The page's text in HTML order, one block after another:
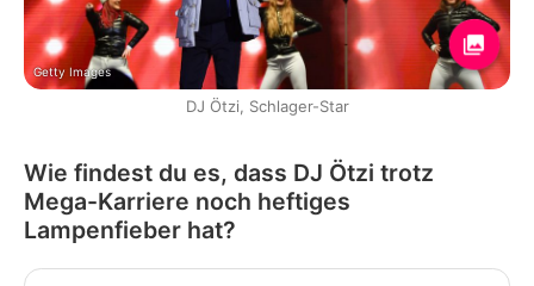
Getty Images
DJ Ötzi, Schlager-Star
Wie findest du es, dass DJ Ötzi trotz
Mega-Karriere noch heftiges
Lampenfieber hat?